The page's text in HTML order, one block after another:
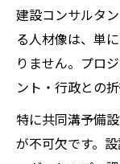
建設コンサルタ
る人材像は、単
りません。プロ
ント・行政との
特に共同溝予備
が不可欠です。